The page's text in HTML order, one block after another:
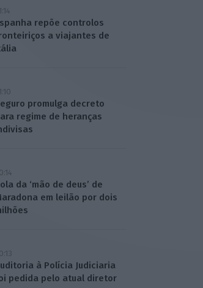
repõe controlos
a viajantes de
promulga decreto
regime de heranças
da ‘mão de deus’ de
em leilão por dois
à Polícia Judiciaria
pedida pelo atual diretor